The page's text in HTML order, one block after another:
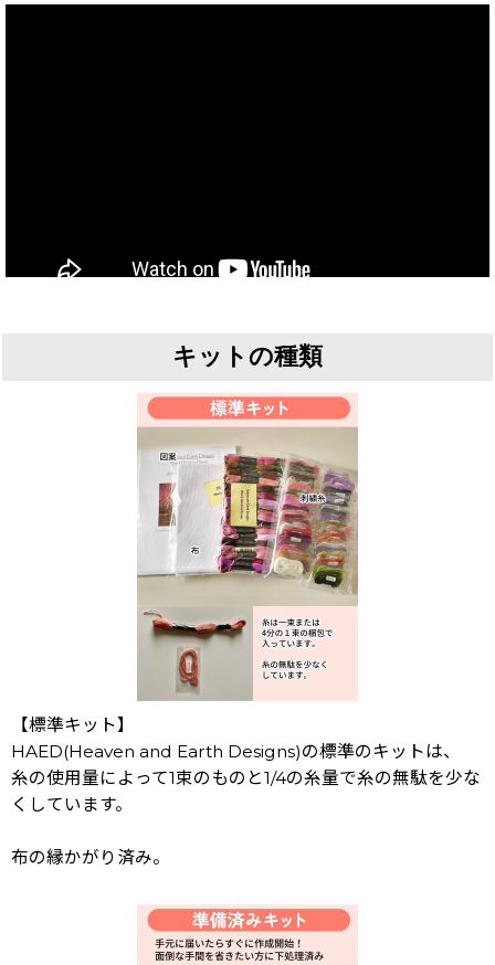
キットの種類
【標準キット】
HAED(Heaven and Earth Designs)の標準のキットは、
糸の使用量によって1束のものと1/4の糸量で糸の無駄を少な
くしています。
布の縁かがり済み。